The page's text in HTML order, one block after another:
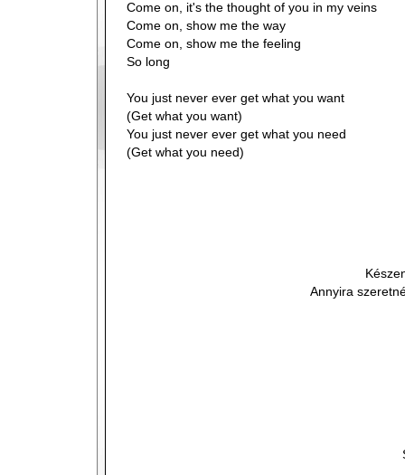
Come on, it's the thought of you in my veins
Come on, show me the way
Come on, show me the feeling
So long
You just never ever get what you want
(Get what you want)
You just never ever get what you need
(Get what you need)
Annyira